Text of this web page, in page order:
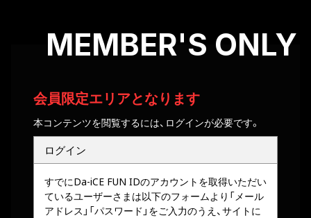
MEMBER'S ONLY
会員限定エリアとなります
本コンテンツを閲覧するには、ログインが必要です。
ログイン
すでにDa-iCE FUN IDのアカウントを取得いただい
ているユーザーさまは以下のフォームより「メール
アドレス」「パスワード」をご入力のうえ、サイトに